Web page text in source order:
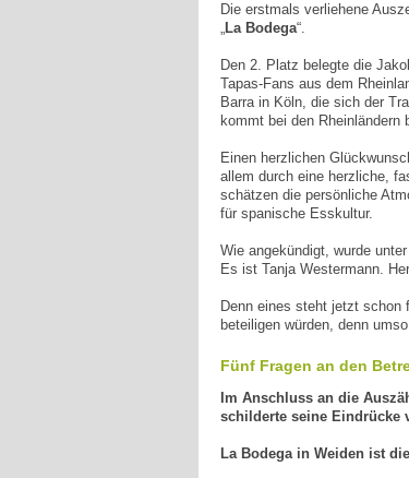
Die erstmals verliehene
„La Bodega“.
Den 2. Platz belegte die
Tapas-Fans aus dem
Barra in Köln, die sich der
kommt bei den Rheinländern
Einen herzlichen
allem durch eine herzliche,
schätzen die persönliche
für spanische Esskultur.
Wie angekündigt, wurde
Es ist Tanja Westermann.
Denn eines steht jetzt schon
beteiligen würden, denn
Fünf Fragen an den
Im Anschluss an die
schilderte seine Eindrücke
La Bodega in Weiden ist